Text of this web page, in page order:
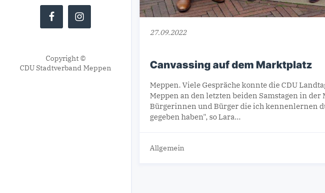
Copyright ©
CDU Stadtverband Meppen
27.09.2022
Canvassing auf dem Marktplatz
Meppen. Viele Gespräche konnte die CDU
Meppen an den letzten beiden Samstagen in
Bürgerinnen und Bürger die ich kennenlernen
gegeben haben", so Lara…
Allgemein